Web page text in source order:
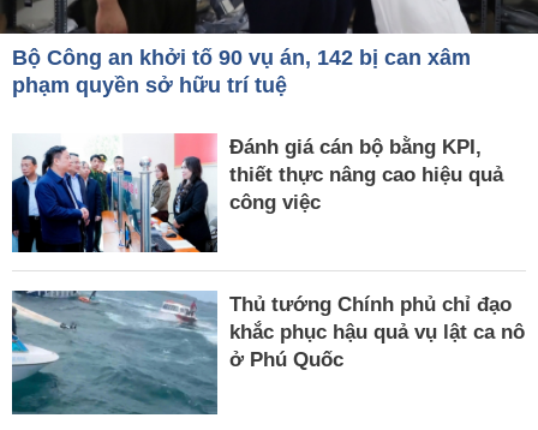
Bộ Công an khởi tố 90 vụ án, 142 bị can xâm
phạm quyền sở hữu trí tuệ
Đánh giá cán bộ bằng KPI,
thiết thực nâng cao hiệu quả
công việc
Thủ tướng Chính phủ chỉ đạo
khắc phục hậu quả vụ lật ca nô
ở Phú Quốc